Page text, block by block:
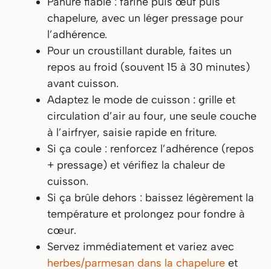
chapelure, avec un léger pressage pour
l’adhérence.
Pour un croustillant durable, faites un
repos au froid (souvent 15 à 30 minutes)
avant cuisson.
Adaptez le mode de cuisson : grille et
circulation d’air au four, une seule couche
à l’airfryer, saisie rapide en friture.
Si ça coule : renforcez l’adhérence (repos
+ pressage) et vérifiez la chaleur de
cuisson.
Si ça brûle dehors : baissez légèrement la
température et prolongez pour fondre à
cœur.
Servez immédiatement et variez avec
herbes/parmesan dans la chapelure et